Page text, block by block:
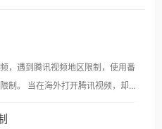
，遇到腾讯视频地区限制，使用番
视频，却突